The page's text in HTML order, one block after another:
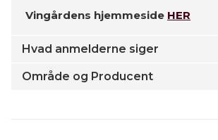
Vingårdens hjemmeside HER
Hvad anmelderne siger
Område og Producent